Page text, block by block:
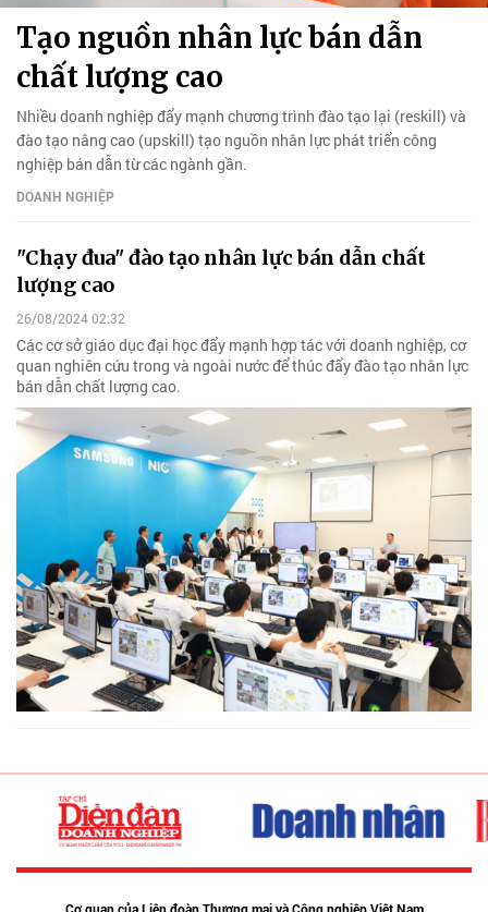
Tạo nguồn nhân lực bán dẫn
chất lượng cao
Nhiều doanh nghiệp đẩy mạnh chương trình đào tạo lại (reskill) và
đào tạo nâng cao (upskill) tạo nguồn nhân lực phát triển công
nghiệp bán dẫn từ các ngành gần.
DOANH NGHIỆP
"Chạy đua" đào tạo nhân lực bán dẫn chất
lượng cao
26/08/2024 02:32
Các cơ sở giáo dục đại học đẩy mạnh hợp tác với doanh nghiệp, cơ
quan nghiên cứu trong và ngoài nước để thúc đẩy đào tạo nhân lực
bán dẫn chất lượng cao.